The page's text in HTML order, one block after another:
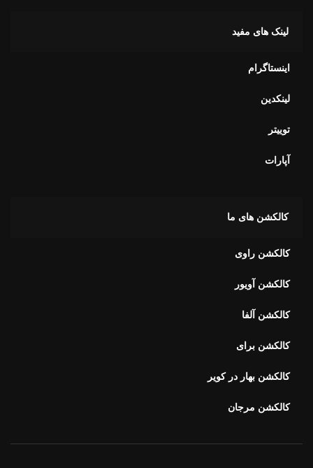
لینک های مفید
اینستاگرام
لینکدین
توییتر
آپارات
کالکشن های ما
کالکشن راوی
کالکشن آویور
کالکشن آلفا
کالکشن برای
کالکشن بهار در کویر
کالکشن مرجان